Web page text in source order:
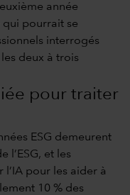
année
qui pourrait se
interrogés
deux à trois
pour traiter
ESG demeurent
l’ESG, et les
l’IA pour les aider à
10 % des